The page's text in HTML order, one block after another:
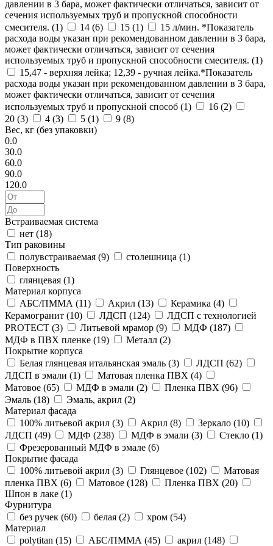
давлении в 3 бара, может фактически отличаться, зависит от
сечения используемых труб и пропускной способности
смесителя. (1) 14 (6) 15 (1)
15 л/мин. *Показатель
расхода воды указан при рекомендованном давлении в 3 бара,
может фактически отличаться, зависит от сечения
используемых труб и пропускной способности смесителя. (1)
15,47 - верхняя лейка; 12,39 - ручная лейка.*Показатель
расхода воды указан при рекомендованном давлении в 3 бара,
может фактически отличаться, зависит от сечения
используемых труб и пропускной способ (1) 16 (2)
20 (3) 4 (3) 5 (1) 9 (8)
Вес, кг (без упаковки)
0.0
30.0
60.0
90.0
120.0
Встраиваемая система
нет (18)
Тип раковины
полувстраиваемая (9) столешница (1)
Поверхность
глянцевая (1)
Материал корпуса
АБС/ПММА (11) Акрил (13) Керамика (4)
Керамогранит (10) ЛДСП (124)
ЛДСП с технологией
PROTECT (3) Литьевой мрамор (9) МДФ (187)
МДФ в ПВХ пленке (19) Металл (2)
Покрытие корпуса
Белая глянцевая итальянская эмаль (3) ЛДСП (62)
ЛДСП в эмали (1) Матовая пленка ПВХ (4)
Матовое (65) МДФ в эмали (2) Пленка ПВХ (96)
Эмаль (18) Эмаль, акрил (2)
Материал фасада
100% литьевой акрил (3) Акрил (8) Зеркало (10)
ЛДСП (49) МДФ (238) МДФ в эмали (3) Стекло (1)
Фрезерованный МДФ в эмале (6)
Покрытие фасада
100% литьевой акрил (3) Глянцевое (102)
Матовая
пленка ПВХ (6) Матовое (128) Пленка ПВХ (20)
Шпон в лаке (1)
Фурнитура
без ручек (60) белая (2) хром (54)
Материал
polytitan (15) АБС/ПММА (45) акрил (148)